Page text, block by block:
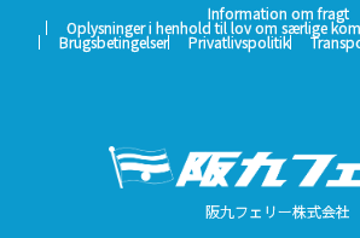
Information om fragt
Oplysninger i henhold til lov om særlige
Brugsbetingelser Privatlivspolitik
阪九フェリー株式会社